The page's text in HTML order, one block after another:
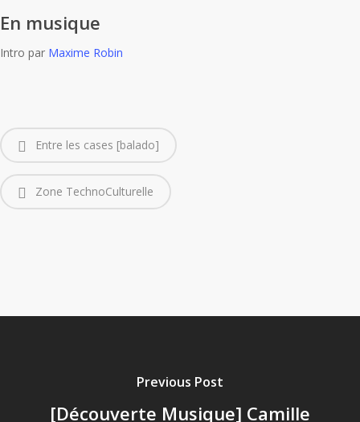
En musique
Intro par Maxime Robin
Entre les cases [balado]
Zone TechnoCulturelle
Previous Post
[Découverte Musique] Camille